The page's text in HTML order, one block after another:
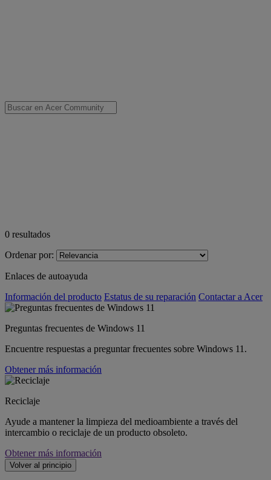
0 resultados
Ordenar por:
Enlaces de autoayuda
Información del producto Estatus de su reparación Contactar a Acer
Preguntas frecuentes de Windows 11
Encuentre respuestas a preguntar frecuentes sobre Windows 11.
Obtener más información
Reciclaje
Ayude a mantener la limpieza del medioambiente a través del
intercambio o reciclaje de un producto obsoleto.
Obtener más información
Volver al principio